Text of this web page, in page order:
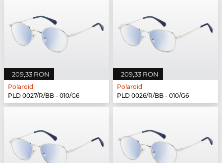
209,33 RON
Polaroid
PLD 0027/R/BB - 010/G6
209,33 RON
Polaroid
PLD 0026/R/BB - 010/G6